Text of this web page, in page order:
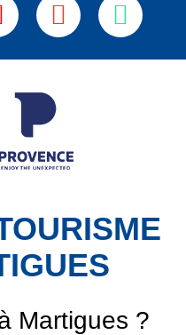
Martigues ?